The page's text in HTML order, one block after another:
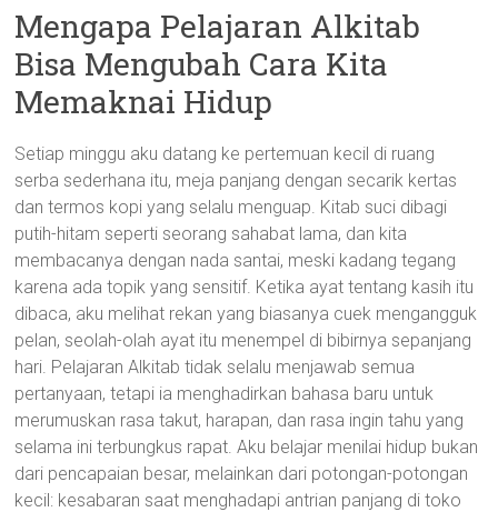
Mengapa Pelajaran Alkitab
Bisa Mengubah Cara Kita
Memaknai Hidup
Setiap minggu aku datang ke pertemuan kecil di ruang
serba sederhana itu, meja panjang dengan secarik kertas
dan termos kopi yang selalu menguap. Kitab suci dibagi
putih-hitam seperti seorang sahabat lama, dan kita
membacanya dengan nada santai, meski kadang tegang
karena ada topik yang sensitif. Ketika ayat tentang kasih itu
dibaca, aku melihat rekan yang biasanya cuek mengangguk
pelan, seolah-olah ayat itu menempel di bibirnya sepanjang
hari. Pelajaran Alkitab tidak selalu menjawab semua
pertanyaan, tetapi ia menghadirkan bahasa baru untuk
merumuskan rasa takut, harapan, dan rasa ingin tahu yang
selama ini terbungkus rapat. Aku belajar menilai hidup bukan
dari pencapaian besar, melainkan dari potongan-potongan
kecil: kesabaran saat menghadapi antrian panjang di toko